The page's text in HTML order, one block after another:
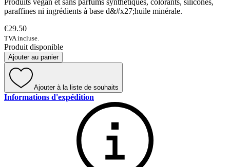
paraffines ni ingrédients à base d&#x27;huile minérale.
€29.50
TVA incluse.
Produit disponible
Ajouter au panier
Ajouter à la liste de souhaits
Informations d'expédition